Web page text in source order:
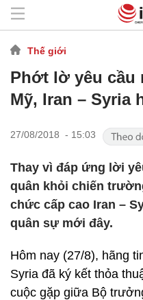
Thế giới
Phớt lờ yêu cầu
Mỹ, Iran – Syria
27/08/2018 - 15:03
Thay vì đáp ứng lời
quân khỏi chiến
chức cấp cao Iran –
quân sự mới đây.
Hôm nay (27/8), hãng
Syria đã ký kết thỏa
cuộc gặp giữa Bộ